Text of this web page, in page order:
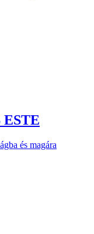
ESTE
és magára